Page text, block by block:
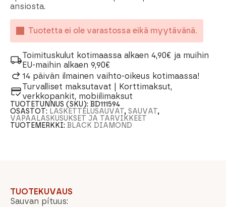
ansiosta.
Tuotetta ei ole varastossa eikä myytävänä.
Toimituskulut kotimaassa alkaen 4,90€ ja muihin
EU-maihin alkaen 9,90€
14 päivän ilmainen vaihto-oikeus kotimaassa!
Turvalliset maksutavat | Korttimaksut,
verkkopankit, mobiilimaksut
TUOTETUNNUS (SKU):BD111594
OSASTOT: LASKETTELUSAUVAT,SAUVAT,
VAPAALASKUSUKSET JA TARVIKKEET
TUOTEMERKKI:BLACK DIAMOND
TUOTEKUVAUS
Sauvan pítuus: